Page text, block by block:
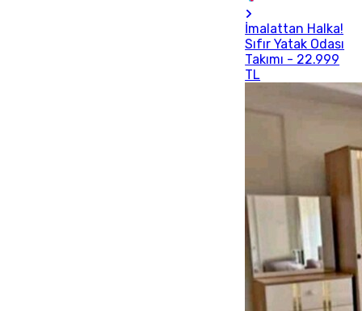
İmalattan Halka!
Sıfır Yatak Odası
Takımı - 22.999
TL